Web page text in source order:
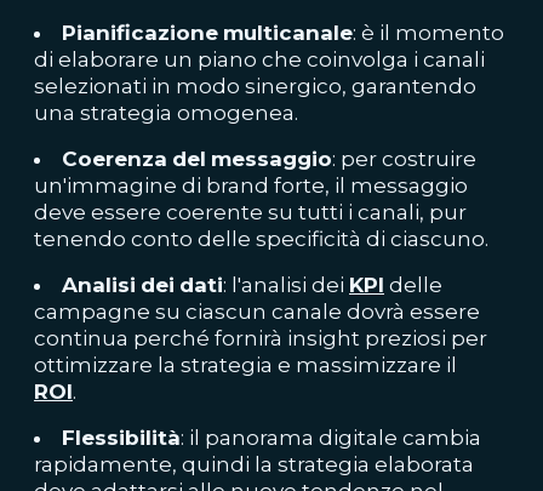
Pianificazione multicanale: è il momento
di elaborare un piano che coinvolga i canali
selezionati in modo sinergico, garantendo
una strategia omogenea.
Coerenza del messaggio: per costruire
un'immagine di brand forte, il messaggio
deve essere coerente su tutti i canali, pur
tenendo conto delle specificità di ciascuno.
Analisi dei dati: l'analisi dei KPI delle
campagne su ciascun canale dovrà essere
continua perché fornirà insight preziosi per
ottimizzare la strategia e massimizzare il
ROI.
Flessibilità: il panorama digitale cambia
rapidamente, quindi la strategia elaborata